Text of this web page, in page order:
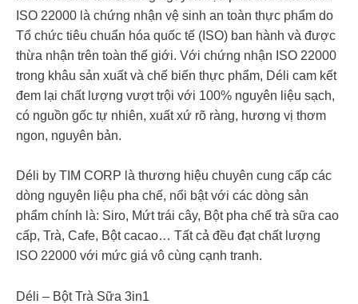
ISO 22000 là chứng nhận vệ sinh an toàn thực phẩm do
Tổ chức tiêu chuẩn hóa quốc tế (ISO) ban hành và được
thừa nhận trên toàn thế giới. Với chứng nhận ISO 22000
trong khâu sản xuất và chế biến thực phẩm, Déli cam kết
đem lại chất lượng vượt trội với 100% nguyên liệu sạch,
có nguồn gốc tự nhiên, xuất xứ rõ ràng, hương vị thơm
ngon, nguyên bản.
Déli by TIM CORP là thương hiệu chuyên cung cấp các
dòng nguyên liệu pha chế, nổi bật với các dòng sản
phẩm chính là: Siro, Mứt trái cây, Bột pha chế trà sữa cao
cấp, Trà, Cafe, Bột cacao… Tất cả đều đạt chất lượng
ISO 22000 với mức giá vô cùng cạnh tranh.
Déli – Bột Trà Sữa 3in1